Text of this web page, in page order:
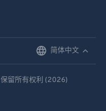
简体中文
保留所有权利 (2026)